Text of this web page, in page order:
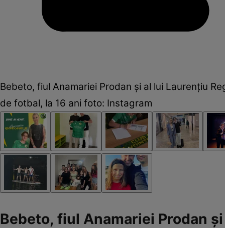
Bebeto, fiul Anamariei Prodan și al lui Laurențiu
de fotbal, la 16 ani foto: Instagram
Bebeto, fiul Anamariei Prodan